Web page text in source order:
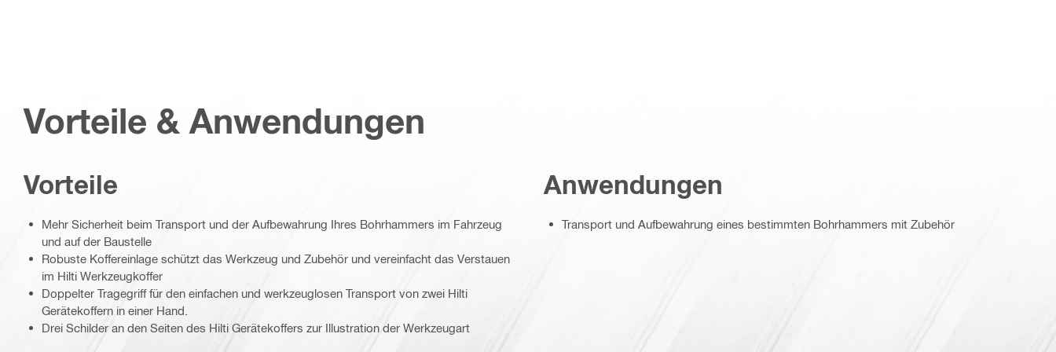
Vorteile & Anwendungen
Vorteile
Mehr Sicherheit beim Transport und der Aufbewahrung Ihres Bohrhammers im Fahrzeug
und auf der Baustelle
Robuste Koffereinlage schützt das Werkzeug und Zubehör und vereinfacht das Verstauen
im Hilti Werkzeugkoffer
Doppelter Tragegriff für den einfachen und werkzeuglosen Transport von zwei Hilti
Gerätekoffern in einer Hand.
Drei Schilder an den Seiten des Hilti Gerätekoffers zur Illustration der Werkzeugart
Anwendungen
Transport und Aufbewahrung eines bestimmten Bohrhammers mit Zubehör